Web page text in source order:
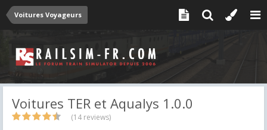
Voitures Voyageurs
Voitures TER et Aqualys 1.0.0
(14 reviews)